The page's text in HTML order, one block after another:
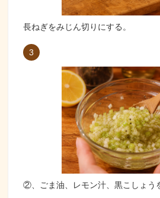
長ねぎをみじん切りにする。
3
②、ごま油、レモン汁、黒こしょう